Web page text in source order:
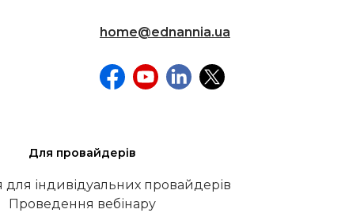
home@ednannia.ua
Для провайдерів
для індивідуальних провайдерів
Проведення вебінару